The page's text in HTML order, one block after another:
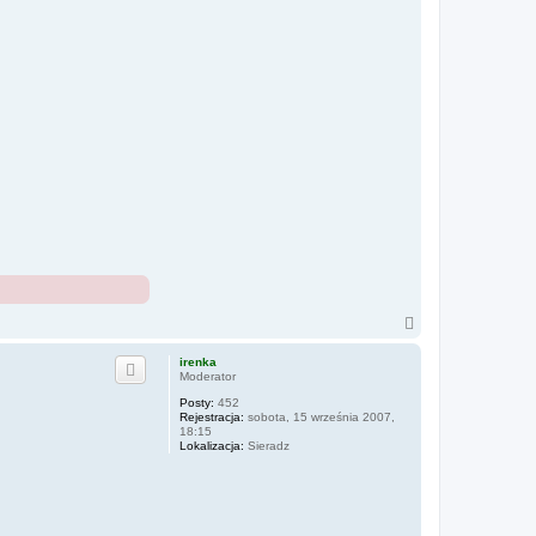
irenka
Moderator
Posty: 452
Rejestracja: sobota, 15 września 2007,
18:15
Lokalizacja: Sieradz